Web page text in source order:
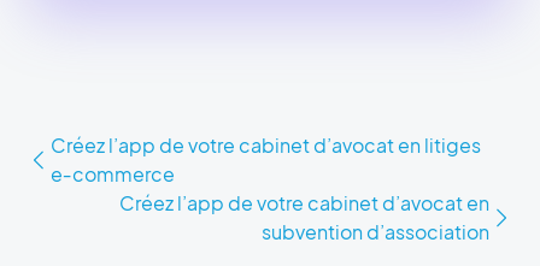
Créez l’app de votre cabinet d’avocat en litiges
e‑commerce
Créez l’app de votre cabinet d’avocat en
subvention d’association